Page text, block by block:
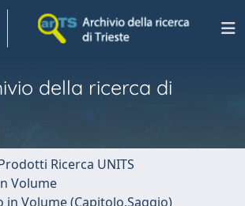
della ricerca di
Ricerca UNITS
Volume
in Volume (Capitolo,Saggio)